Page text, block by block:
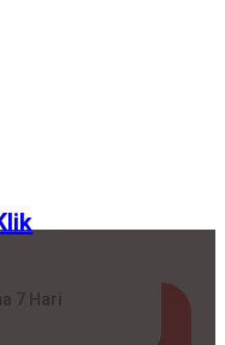
7 Hari